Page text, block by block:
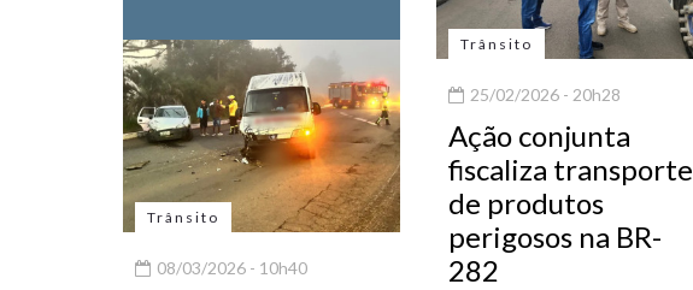
Trânsito
08/03/2026 - 10h40
Trânsito
25/02/2026 - 20h28
Ação conjunta
fiscaliza transporte
de produtos
perigosos na BR-
282